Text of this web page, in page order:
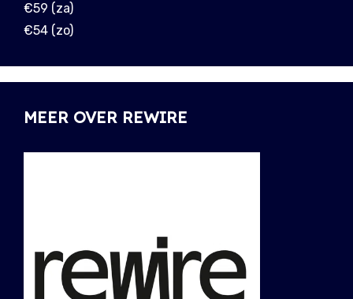
€59 (za)
€54 (zo)
MEER OVER REWIRE